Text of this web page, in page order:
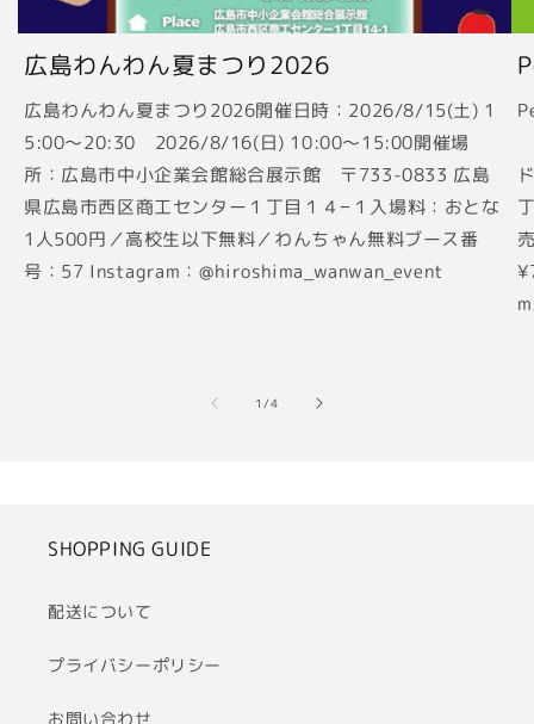
広島わんわん夏まつり2026
広島わんわん夏まつり2026開催日時：2026/8/15(土) 1
5:00〜20:30 2026/8/16(日) 10:00〜15:00開催場
所：広島市中小企業会館総合展示館 〒733-0833 広島
県広島市西区商工センター１丁目１４−１入場料：おとな
1人500円／高校生以下無料／わんちゃん無料ブース番
号：57 Instagram：@hiroshima_wanwan_event
1 /の
4
SHOPPING GUIDE
配送について
プライバシーポリシー
お問い合わせ